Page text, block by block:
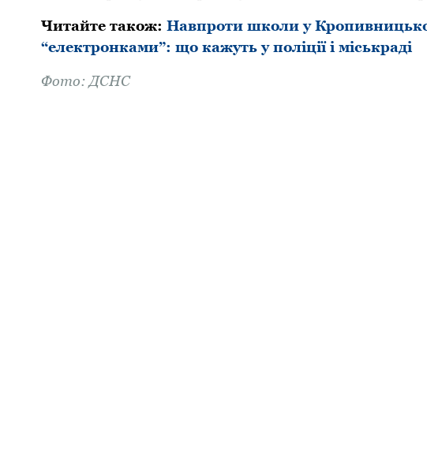
Читайте такoж: Навпроти школи у
“електронками”: що кажуть у поліції і міськраді
Фoтo: ДСНС